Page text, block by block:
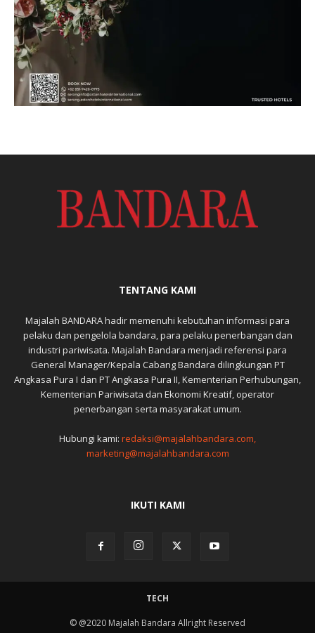
TENTANG KAMI
Majalah BANDARA hadir memenuhi kebutuhan informasi para
pelaku dan pengelola bandara, para pelaku penerbangan dan
industri pariwisata. Majalah Bandara menjadi referensi para
General Manager/Kepala Cabang Bandara dilingkungan PT
Angkasa Pura I dan PT Angkasa Pura II, Kementerian Perhubungan,
Kementerian Pariwisata dan Ekonomi Kreatif, operator
penerbangan serta masyarakat umum.
Hubungi kami: redaksi@majalahbandara.com,
marketing@majalahbandara.com
IKUTI KAMI
TECH
© @2020 Majalah Bandara Allright Reserved